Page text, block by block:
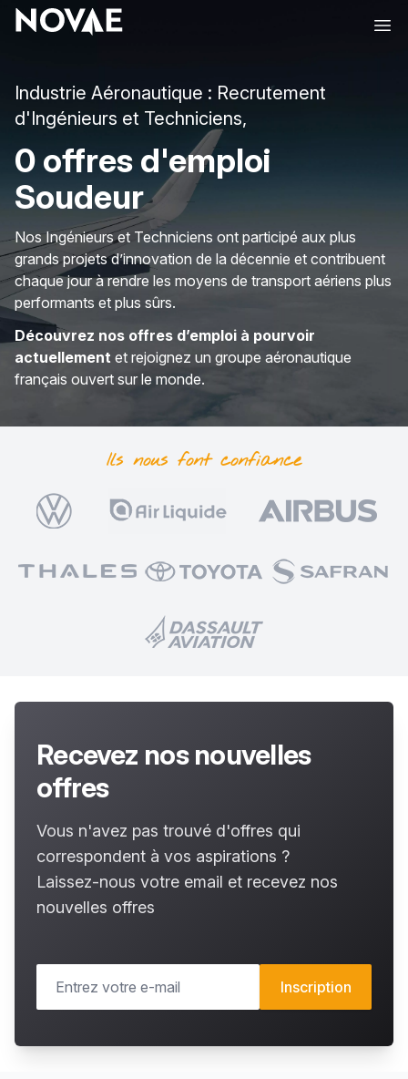
Industrie Aéronautique : Recrutement
d'Ingénieurs et Techniciens,
0 offres d'emploi
Soudeur
Nos Ingénieurs et Techniciens ont participé aux plus
grands projets d’innovation de la décennie et contribuent
chaque jour à rendre les moyens de transport aériens plus
performants et plus sûrs.
Découvrez nos offres d’emploi à pourvoir
actuellement et rejoignez un groupe aéronautique
français ouvert sur le monde.
Ils nous fontconfiance
Recevez nos nouvelles
offres
Vous n'avez pas trouvé d'offres qui
correspondent à vos aspirations ?
Laissez-nous votre email et recevez nos
nouvelles offres
Inscription